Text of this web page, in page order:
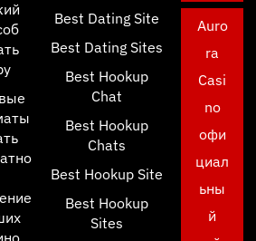
Best Dating Site
Best Dating Sites
Best Hookup
Chat
Best Hookup
Chats
Best Hookup Site
Best Hookup
Sites
Auro
ra
Casi
no
офи
циал
ьны
й